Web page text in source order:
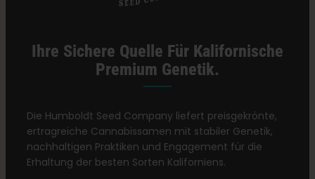
Ihre Sichere Quelle Für Kalifornische
Premium Genetik.
Die Humboldt Seed Company liefert preisgekrönte,
ertragreiche Cannabissamen mit stabiler Genetik,
nachhaltigen Praktiken und Engagement für die
Erhaltung der besten Sorten Kaliforniens.